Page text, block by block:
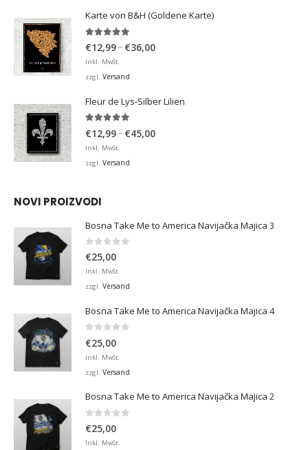
Karte von B&H (Goldene Karte)
4.98von 5
€12,99– €36,00Preisspanne:
Inkl. MwSt.
zzgl. Versand
Fleur de Lys-Silber Lilien
€12,99– €45,00Preisspanne:
Inkl. MwSt.
zzgl. Versand
NOVI PROIZVODI
Bosna Take Me to America Navijačka Majica 3
0 von 5
€25,00
Inkl. MwSt.
zzgl. Versand
Bosna Take Me to America Navijačka Majica 4
€25,00
Inkl. MwSt.
zzgl. Versand
Bosna Take Me to America Navijačka Majica 2
0 von 5
€25,00
Inkl. MwSt.